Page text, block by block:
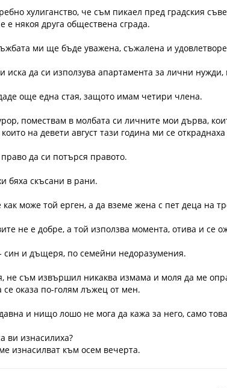
хулиганство, че съм пикаел пред градския
е някоя друга обществена сграда.
ми ще бъде уважена, съжалена и
да си използува апартамента за лични нужди,
още една стая, защото имам четири члена.
помествам в молбата си личните мои дърва,
на девети август тази година ми се откраднаха
да си потърся правото.
бяха скъсани в рани.
може той ерген, а да вземе жена с пет деца на
не е добре, а той използва момента, отива и се
син и дъщеря, по семейни недоразумения.
не съм извършил никаква измама и моля да ме
се оказа по-голям лъжец от мен.
и нищо лошо не мога да кажа за него, само
ви изнасилиха?
изнасилват към осем вечерта.